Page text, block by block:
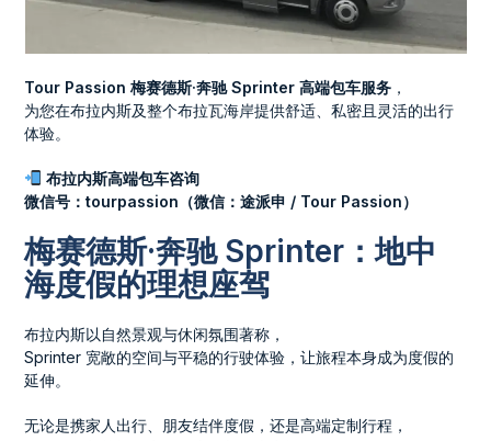
Tour Passion 梅赛德斯·奔驰 Sprinter 高端包车服务 ，
为您在布拉内斯及整个布拉瓦海岸提供舒适、私密且灵活的出行
体验。
布拉内斯高端包车咨询
微信号：tourpassion（微信：途派申 / Tour Passion）
梅赛德斯·奔驰 Sprinter：地中
海度假的理想座驾
布拉内斯以自然景观与休闲氛围著称，
Sprinter 宽敞的空间与平稳的行驶体验，让旅程本身成为度假的
延伸。
无论是携家人出行、朋友结伴度假，还是高端定制行程，